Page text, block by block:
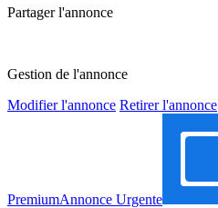
Partager l'annonce
Gestion de l'annonce
Modifier l'annonce Retirer l'annonce
PremiumAnnonce Urgente